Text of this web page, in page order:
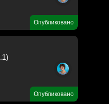
Опубликовано
Опубликовано